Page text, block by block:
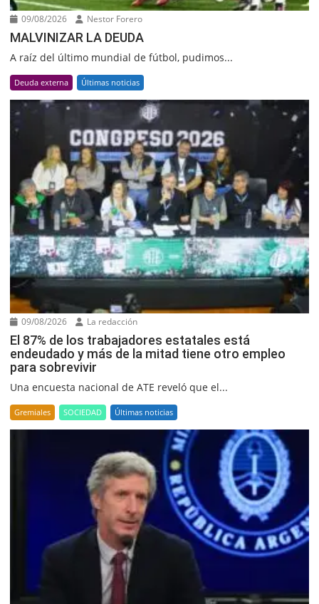
09/08/2026 Nestor Forero
MALVINIZAR LA DEUDA
A raíz del último mundial de fútbol, pudimos...
Deuda externa Últimas noticias
09/08/2026 La redacción
El 87% de los trabajadores estatales está
endeudado y más de la mitad tiene otro empleo
para sobrevivir
Una encuesta nacional de ATE reveló que el...
Gremiales SOCIEDAD Últimas noticias